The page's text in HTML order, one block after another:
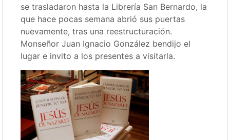
se trasladaron hasta la Librería San Bernardo, la
que hace pocas semana abrió sus puertas
nuevamente, tras una reestructuración.
Monseñor Juan Ignacio González bendijo el
lugar e invito a los presentes a visitarla.